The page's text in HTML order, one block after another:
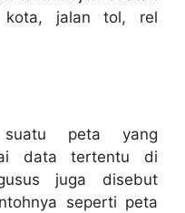
kota, jalan tol, rel
peta yang
data tertentu di
juga disebut
seperti peta